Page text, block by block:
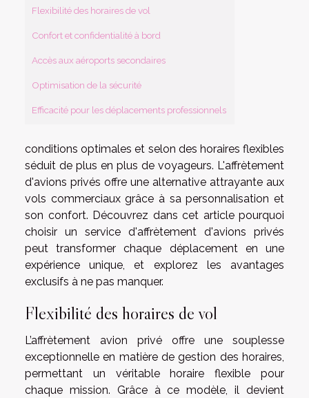
Flexibilité des horaires de vol
Confort et confidentialité à bord
Accès aux aéroports secondaires
Optimisation de la sécurité
Efficacité pour les déplacements professionnels
conditions optimales et selon des horaires flexibles
séduit de plus en plus de voyageurs. L'affrètement
d'avions privés offre une alternative attrayante aux
vols commerciaux grâce à sa personnalisation et
son confort. Découvrez dans cet article pourquoi
choisir un service d'affrètement d'avions privés
peut transformer chaque déplacement en une
expérience unique, et explorez les avantages
exclusifs à ne pas manquer.
Flexibilité des horaires de vol
L’affrètement avion privé offre une souplesse
exceptionnelle en matière de gestion des horaires,
permettant un véritable horaire flexible pour
chaque mission. Grâce à ce modèle, il devient